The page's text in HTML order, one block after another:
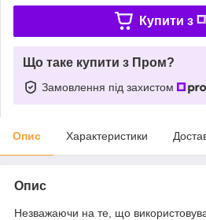
Купити з
Що таке купити з Пром?
Замовлення під захистом
Опис Характеристики
Опис
Незважаючи на те, що